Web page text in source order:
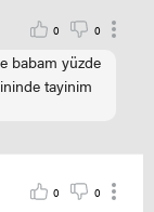
0 0
babam yüzde
tayinim
0 0